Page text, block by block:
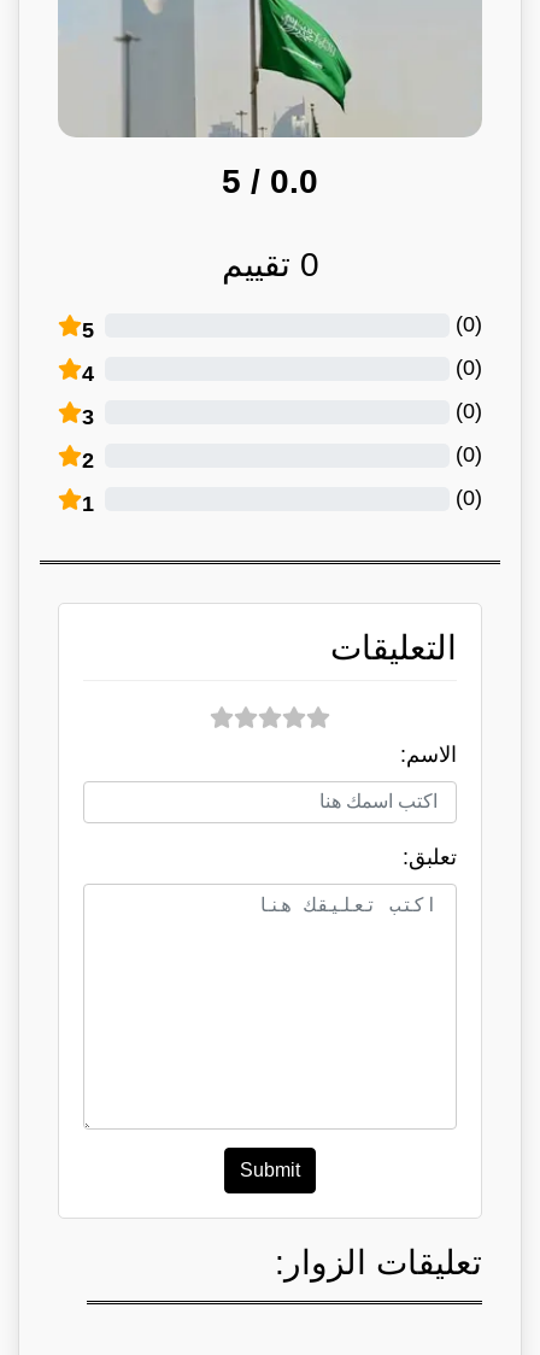
0.0
/ 5
0 تقييم
5 (
0
)
4 (
0
)
3 (
0
)
2 (
0
)
1 (
0
)
التعليقات
الاسم:
تعلبق:
Submit
تعليقات الزوار: